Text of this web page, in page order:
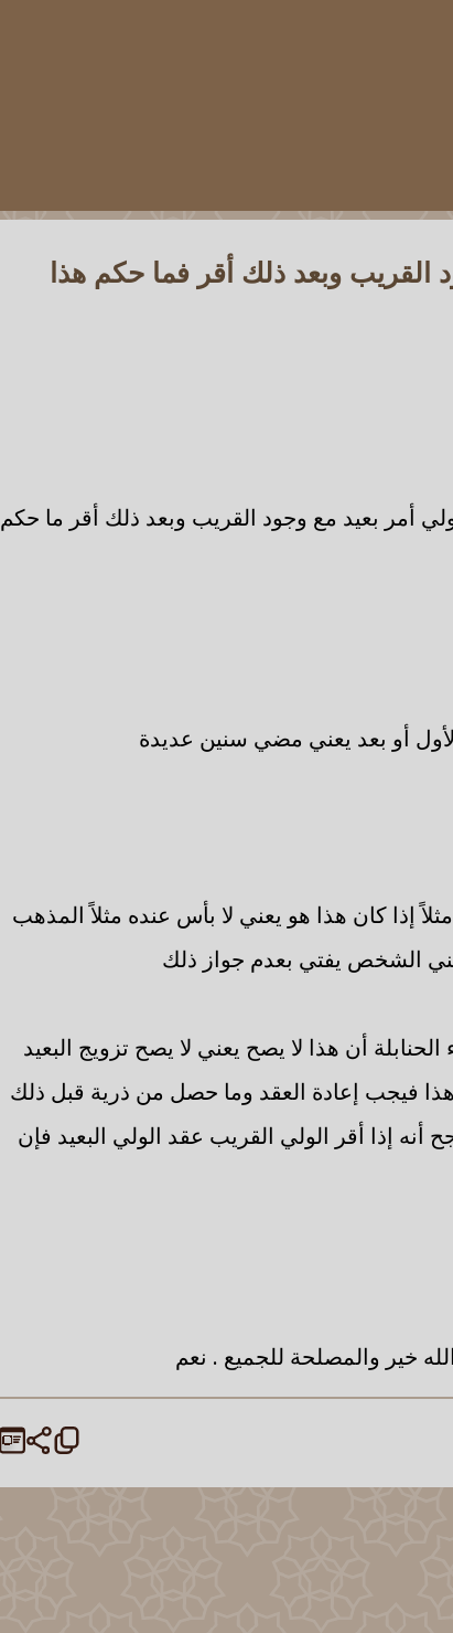
القريب وبعد ذلك أقر فما حكم هذا
أمر بعيد مع وجود القريب وبعد ذلك أقر ما حكم
أو بعد يعني مضي سنين عديدة
إذا كان هذا هو يعني لا بأس عنده مثلاً المذهب
الشخص يفتي بعدم جواز ذلك
أن هذا لا يصح يعني لا يصح تزويج البعيد
فيجب إعادة العقد وما حصل من ذرية قبل ذلك
أنه إذا أقر الولي القريب عقد الولي البعيد فإن
خير والمصلحة للجميع . نعم